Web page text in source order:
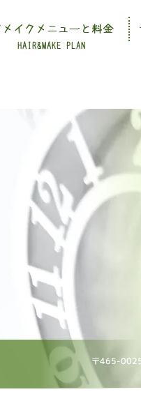
HAIR&MAKE PLAN
メイクメニューと料金
〒465-